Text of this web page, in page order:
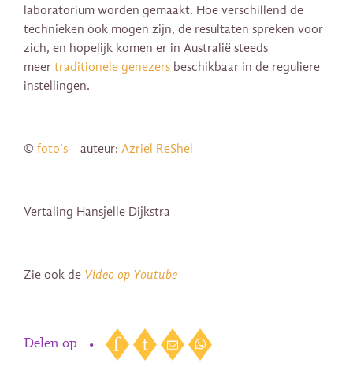
laboratorium worden gemaakt. Hoe verschillend de
technieken ook mogen zijn, de resultaten spreken voor
zich, en hopelijk komen er in Australië steeds
meer traditionele genezers beschikbaar in de reguliere
instellingen.
© foto’s auteur: Azriel ReShel
Vertaling Hansjelle Dijkstra
Zie ook de Video op Youtube
Delen op •